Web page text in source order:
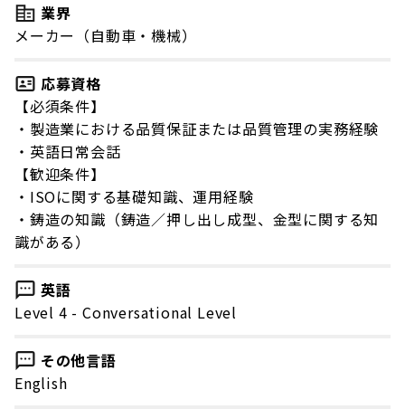
業界
メーカー（自動車・機械）
応募資格
【必須条件】
・製造業における品質保証または品質管理の実務経験
・英語日常会話
【歓迎条件】
・ISOに関する基礎知識、運用経験
・鋳造の知識（鋳造／押し出し成型、金型に関する知
識がある）
英語
Level 4 - Conversational Level
その他言語
English